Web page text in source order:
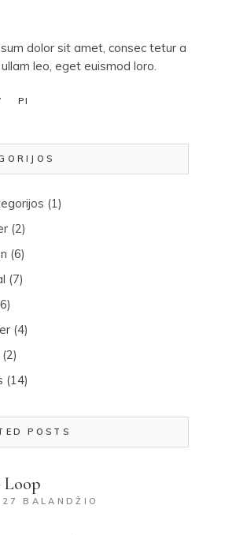
dolor sit amet, consec tetur a
leo, eget euismod loro.
PI
(1)
(2)
(6)
(7)
(4)
(2)
(14)
POSTS
Loop
BALANDŽIO